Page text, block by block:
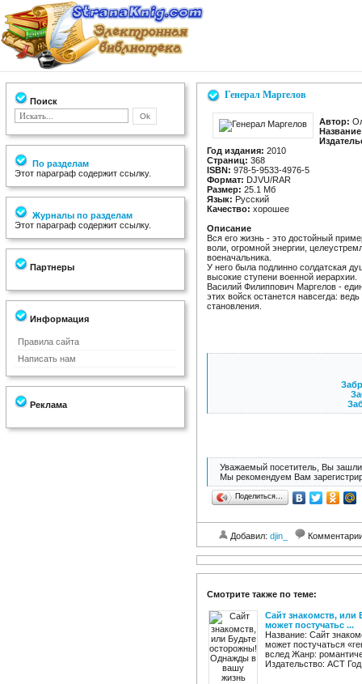
Поиск
По разделам
Этот параграф содержит ссылку.
Журналы по разделам
Этот параграф содержит ссылку.
Партнеры
Информация
Правила сайта
Написать нам
Реклама
Генерал Маргелов
Автор:
Год издания: 2010
Страниц: 368
ISBN: 978-5-9533-4976-5
Формат: DJVU/RAR
Размер: 25.1 Мб
Язык: Русский
Качество: хорошее
Описание
Вся его жизнь - это достойный
воли, огромной энергии,
военачальника.
У него была подлинно солдатская
высокие ступени военной иерархии.
Василий Филиппович Маргелов -
этих войск останется навсегда:
становления.
Уважаемый посетитель, Вы зашли
Мы рекомендуем Вам
Поделиться…
Добавил: djin_
Смотрите также по теме:
Сайт знакомств,
может постучатьс ...
Название: Сайт
может постучаться
вслед Жанр:
Издательство: АСТ